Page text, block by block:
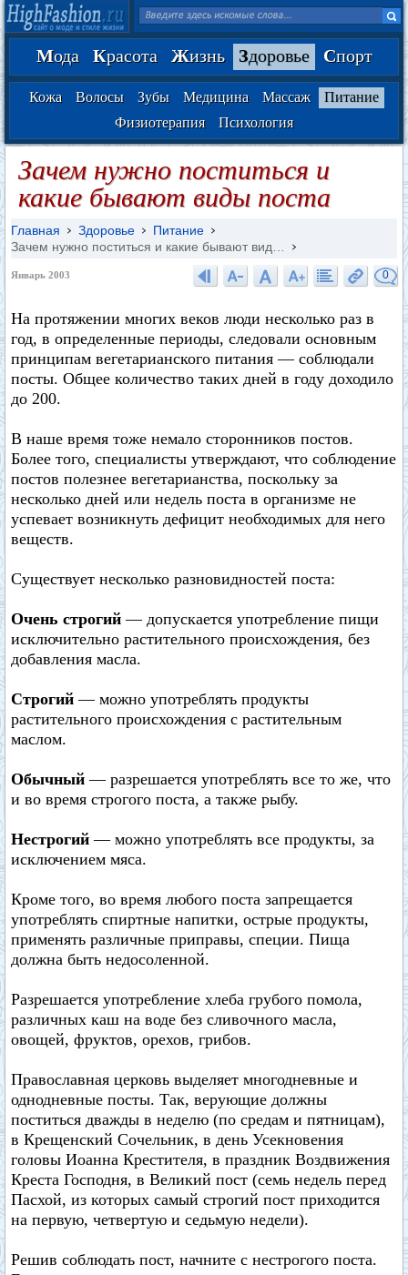
Мода Красота Жизнь Здоровье Спорт
Кожа Волосы Зубы Медицина Массаж
Питание
Физиотерапия
Психология
Зачем нужно поститься и
какие бывают виды поста
Главная Здоровье
Питание
Зачем нужно поститься и какие бывают вид…
Январь 2003 0
На протяжении многих веков люди несколько раз в
год, в определенные периоды, следовали основным
принципам вегетарианского питания — соблюдали
посты. Общее количество таких дней в году доходило
до 200.
В наше время тоже немало сторонников постов.
Более того, специалисты утверждают, что соблюдение
постов полезнее вегетарианства, поскольку за
несколько дней или недель поста в организме не
успевает возникнуть дефицит необходимых для него
веществ.
Существует несколько разновидностей поста:
Очень строгий — допускается употребление пищи
исключительно растительного происхождения, без
добавления масла.
Строгий — можно употреблять продукты
растительного происхождения с растительным
маслом.
Обычный — разрешается употреблять все то же, что
и во время строгого поста, а также рыбу.
Нестрогий — можно употреблять все продукты, за
исключением мяса.
Кроме того, во время любого поста запрещается
употреблять спиртные напитки, острые продукты,
применять различные приправы, специи. Пища
должна быть недосоленной.
Разрешается употребление хлеба грубого помола,
различных каш на воде без сливочного масла,
овощей, фруктов, орехов, грибов.
Православная церковь выделяет многодневные и
однодневные посты. Так, верующие должны
поститься дважды в неделю (по средам и пятницам),
в Крещенский Сочельник, в день Усекновения
головы Иоанна Крестителя, в праздник Воздвижения
Креста Господня, в Великий пост (семь недель перед
Пасхой, из которых самый строгий пост приходится
на первую, четвертую и седьмую недели).
Решив соблюдать пост, начните с нестрогого поста.